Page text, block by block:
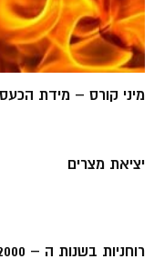
מיני קורס – מידת
יציאת מצרים
רוחניות בשנות ה – 2000